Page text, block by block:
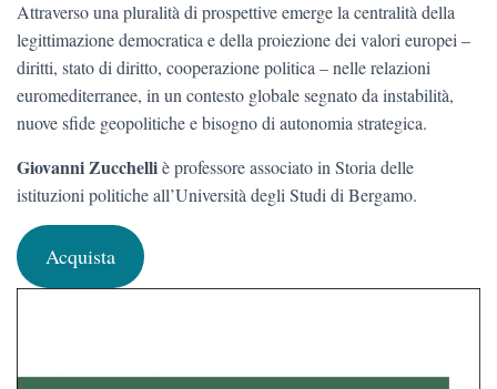
Attraverso una pluralità di prospettive emerge la centralità della
legittimazione democratica e della proiezione dei valori europei –
diritti, stato di diritto, cooperazione politica – nelle relazioni
euromediterranee, in un contesto globale segnato da instabilità,
nuove sfide geopolitiche e bisogno di autonomia strategica.
Giovanni Zucchelliè professore associato in Storia delle
istituzioni politiche all’Università degli Studi di Bergamo.
Acquista